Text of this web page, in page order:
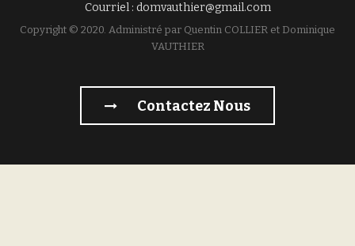
Courriel : domvauthier@gmail.com
Copyright © 2020. Administré par Quentin COLLIER et Dominique
VAUTHIER
Contactez Nous